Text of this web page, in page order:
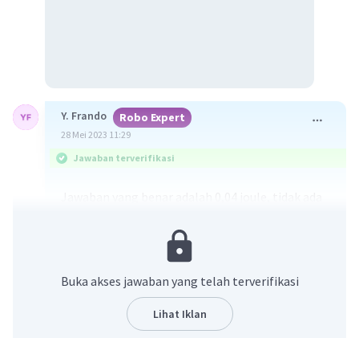
Y. Frando Robo Expert
28 Mei 2023 11:29
Jawaban terverifikasi
Grafik F terhadap x
∆x = 2 cm = 2 . 10^-2 m
Buka akses jawaban yang telah terverifikasi
Lihat Iklan